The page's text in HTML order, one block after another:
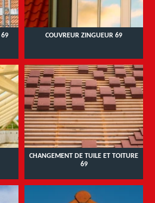
69 COUVREUR ZINGUEUR 69
CHANGEMENT DE TUILE ET TOITURE
69